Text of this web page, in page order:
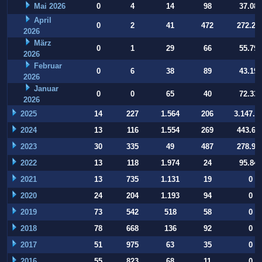
Mai 2026 0 4 14 98
37.084
April
2026
0 2 41 472
März
2026
0 1 29 66
55.794
Februar
2026
0 6 38 89
43.197
Januar
2026
0 0 65 40 72.332
2025 14 227 1.564 206
2024
13 116 1.554 269
2023
30 335 49 487
2022
13 118 1.974 24
95.847
2021
13 735 1.131 19
0
2020
24 204 1.193 94
0
2019
73 542 518 58
0
2018
78 668 136 92
0
2017
51 975 63 35
0